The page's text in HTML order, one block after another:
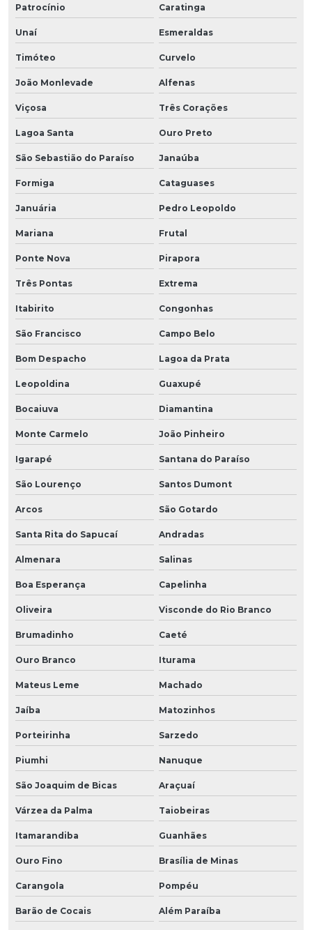
Patrocínio Caratinga
Unaí Esmeraldas
Timóteo Curvelo
João Monlevade Alfenas
Viçosa Três Corações
Lagoa Santa Ouro Preto
São Sebastião do Paraíso Janaúba
Formiga Cataguases
Januária Pedro Leopoldo
Mariana Frutal
Ponte Nova Pirapora
Três Pontas Extrema
Itabirito Congonhas
São Francisco Campo Belo
Bom Despacho Lagoa da Prata
Leopoldina Guaxupé
Bocaiuva Diamantina
Monte Carmelo João Pinheiro
Igarapé Santana do Paraíso
São Lourenço Santos Dumont
Arcos São Gotardo
Santa Rita do Sapucaí Andradas
Almenara Salinas
Boa Esperança Capelinha
Oliveira Visconde do Rio Branco
Brumadinho Caeté
Ouro Branco Iturama
Mateus Leme Machado
Jaíba Matozinhos
Porteirinha Sarzedo
Piumhi Nanuque
São Joaquim de Bicas Araçuaí
Várzea da Palma Taiobeiras
Itamarandiba Guanhães
Ouro Fino Brasília de Minas
Carangola Pompéu
Barão de Cocais Além Paraíba